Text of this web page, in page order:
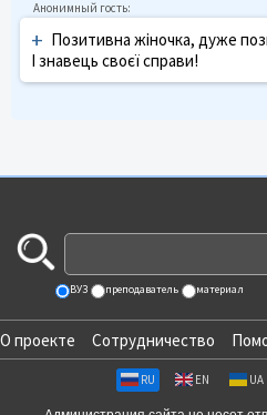
+ Позитивна жіночка, дуже
І знавець своєї справи!
ВУЗ преподаватель материал
О проекте Сотрудничество
RU EN UA